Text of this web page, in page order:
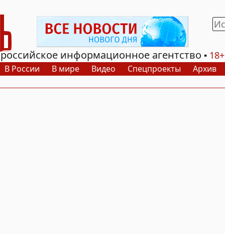
российское информационное агентство
18+
В России В мире Видео Спецпроекты Архив